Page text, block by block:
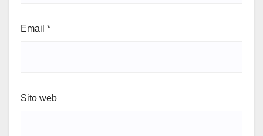
Email *
Sito web